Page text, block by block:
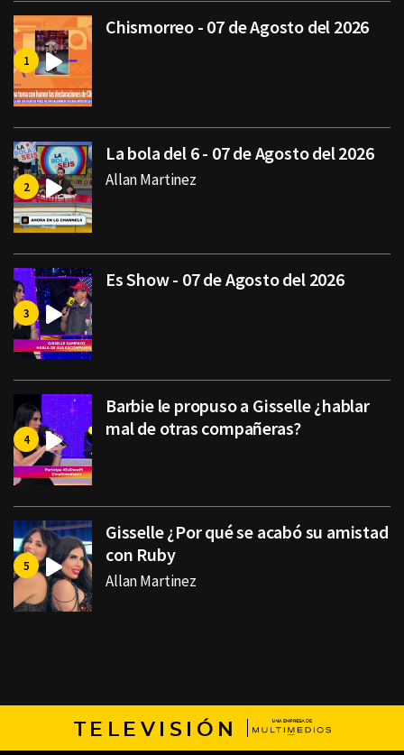
Chismorreo - 07 de Agosto del 2026
La bola del 6 - 07 de Agosto del 2026
Allan Martinez
Es Show - 07 de Agosto del 2026
Barbie le propuso a Gisselle ¿hablar
mal de otras compañeras?
Gisselle ¿Por qué se acabó su amistad
con Ruby
Allan Martinez
TELEVISIÓN